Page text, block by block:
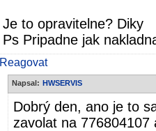
Je to opravitelne? Diky
Ps Pripadne jak
Reagovat
Napsal: HWSERVIS
Dobrý den, ano je to
zavolat na 776804107